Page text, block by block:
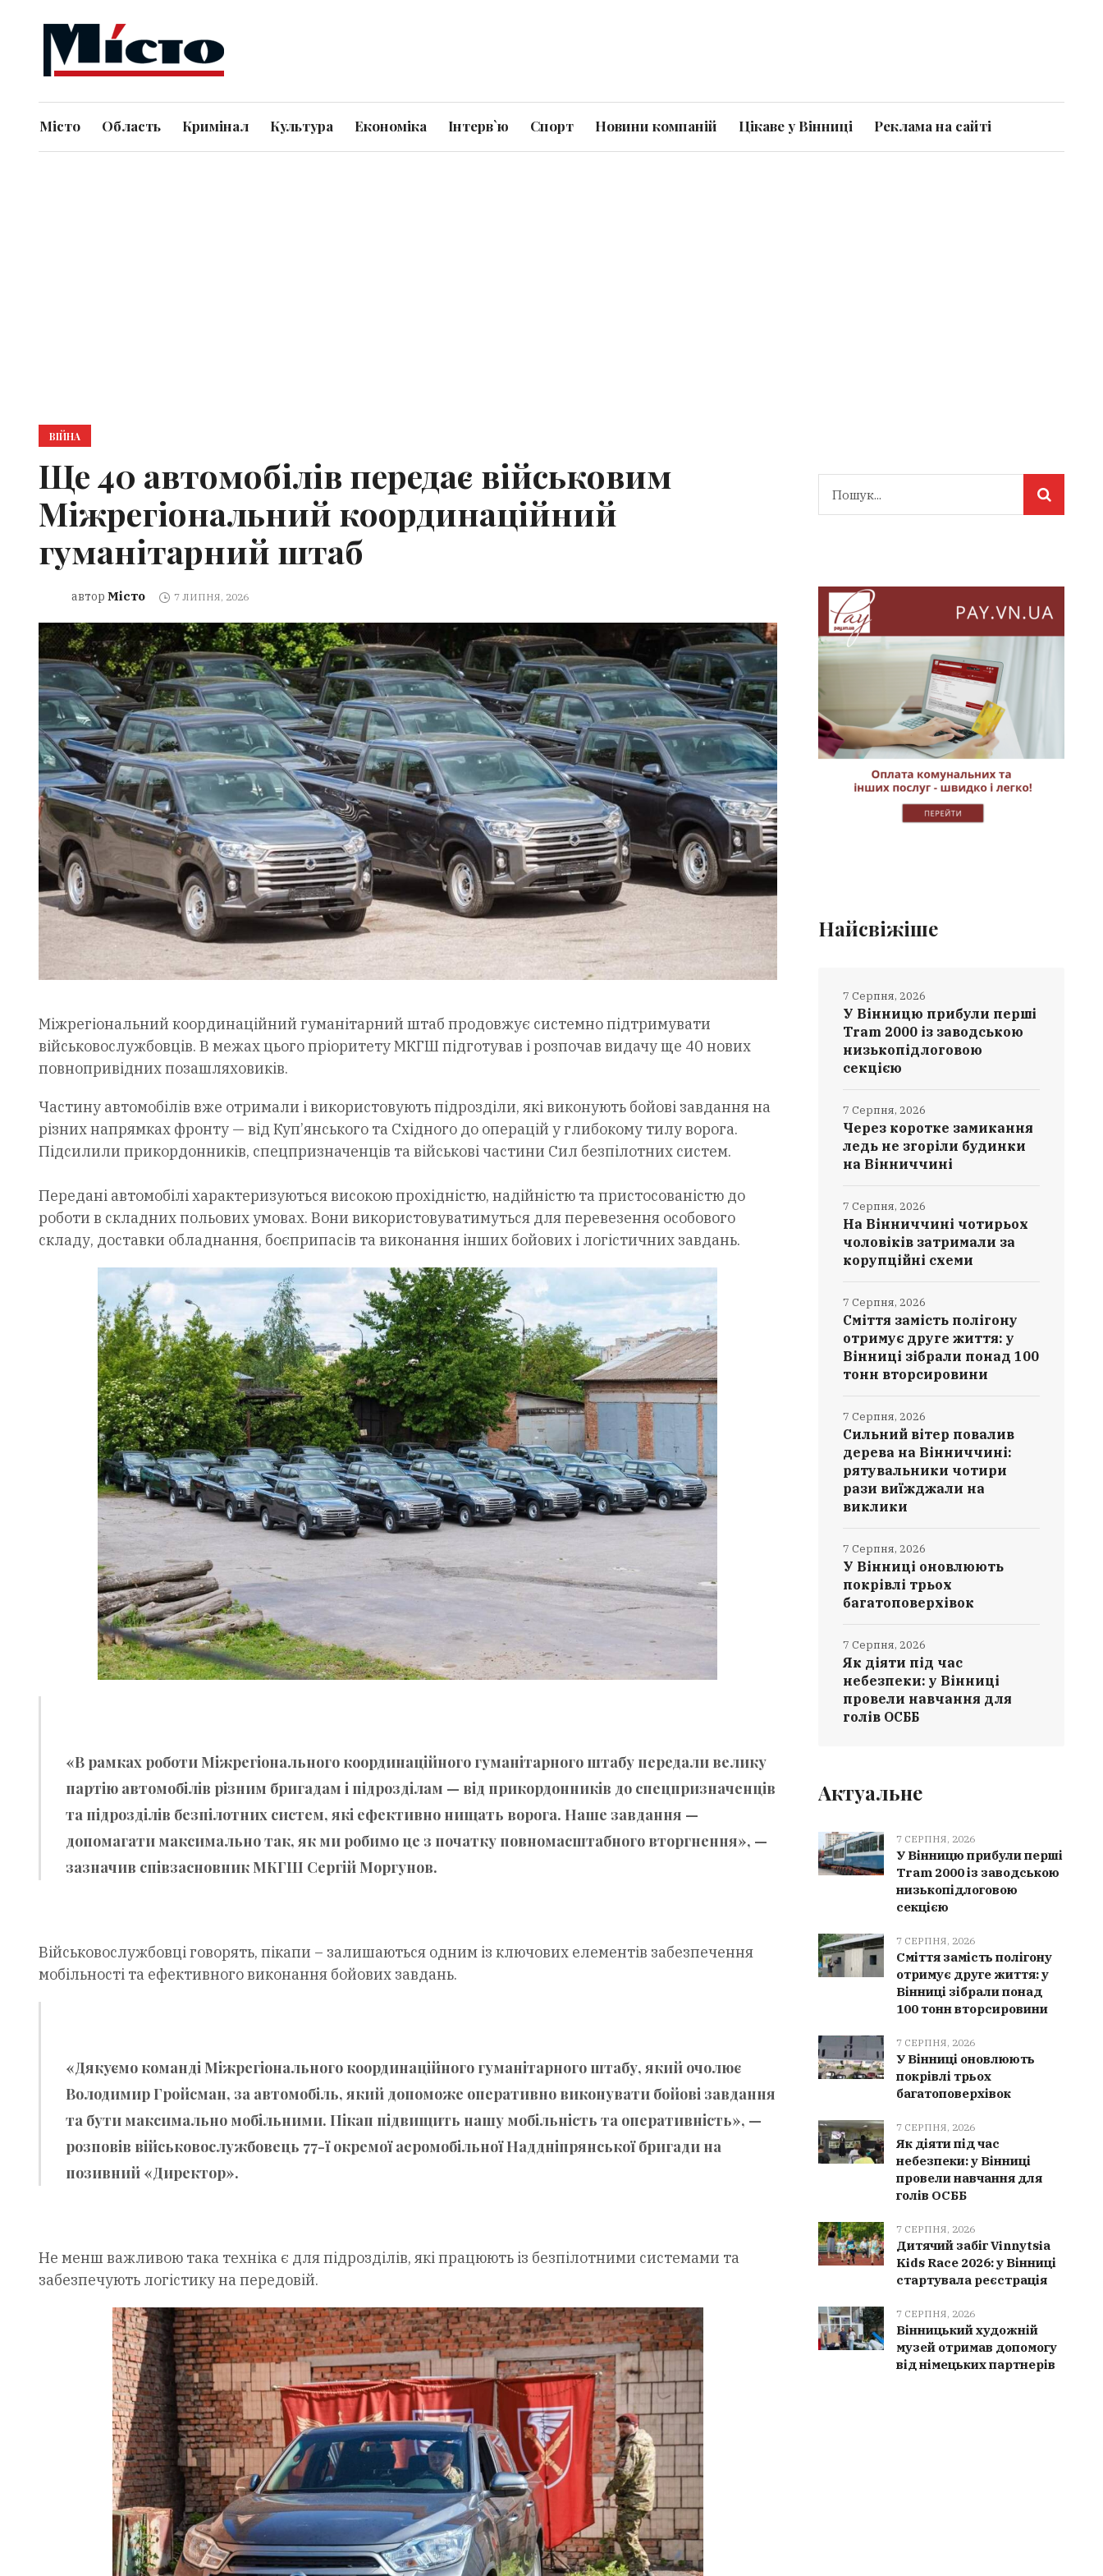
Місто Область Кримінал Культура Економіка Інтерв`ю Спорт Новини компаній Цікаве у Вінниці Реклама на сайті
ВІЙНА
Ще 40 автомобілів передає військовим
Міжрегіональний координаційний
гуманітарний штаб
автор Місто 7 ЛИПНЯ, 2026
Міжрегіональний координаційний гуманітарний штаб продовжує системно підтримувати
військовослужбовців. В межах цього пріоритету МКГШ підготував і розпочав видачу ще 40 нових
повнопривідних позашляховиків.
Частину автомобілів вже отримали і використовують підрозділи, які виконують бойові завдання на
різних напрямках фронту — від Куп’янського та Східного до операцій у глибокому тилу ворога.
Підсилили прикордонників, спецпризначенців та військові частини Сил безпілотних систем.
Передані автомобілі характеризуються високою прохідністю, надійністю та пристосованістю до
роботи в складних польових умовах. Вони використовуватимуться для перевезення особового
складу, доставки обладнання, боєприпасів та виконання інших бойових і логістичних завдань.
«В рамках роботи Міжрегіонального координаційного гуманітарного штабу передали велику
партію автомобілів різним бригадам і підрозділам — від прикордонників до спецпризначенців
та підрозділів безпілотних систем, які ефективно нищать ворога. Наше завдання —
допомагати максимально так, як ми робимо це з початку повномасштабного вторгнення», —
зазначив співзасновник МКГШ Сергій Моргунов.
Військовослужбовці говорять, пікапи – залишаються одним із ключових елементів забезпечення
мобільності та ефективного виконання бойових завдань.
«Дякуємо команді Міжрегіонального координаційного гуманітарного штабу, який очолює
Володимир Гройсман, за автомобіль, який допоможе оперативно виконувати бойові завдання
та бути максимально мобільними. Пікап підвищить нашу мобільність та оперативність», —
розповів військовослужбовець 77-ї окремої аеромобільної Наддніпрянської бригади на
позивний «Директор».
Не менш важливою така техніка є для підрозділів, які працюють із безпілотними системами та
забезпечують логістику на передовій.
Найсвіжіше
У Вінницю прибули перші
Tram 2000 із заводською
низькопідлоговою
секцією
7 Серпня, 2026
Через коротке замикання
ледь не згоріли будинки
на Вінниччині
7 Серпня, 2026
На Вінниччині чотирьох
чоловіків затримали за
корупційні схеми
7 Серпня, 2026
Сміття замість полігону
отримує друге життя: у
Вінниці зібрали понад 100
тонн вторсировини
7 Серпня, 2026
Сильний вітер повалив
дерева на Вінниччині:
рятувальники чотири
рази виїжджали на
виклики
7 Серпня, 2026
У Вінниці оновлюють
покрівлі трьох
багатоповерхівок
7 Серпня, 2026
Як діяти під час
небезпеки: у Вінниці
провели навчання для
голів ОСББ
7 Серпня, 2026
Актуальне
7 СЕРПНЯ, 2026
У Вінницю прибули перші
Tram 2000 із заводською
низькопідлоговою
секцією
7 СЕРПНЯ, 2026
Сміття замість полігону
отримує друге життя: у
Вінниці зібрали понад
100 тонн вторсировини
7 СЕРПНЯ, 2026
У Вінниці оновлюють
покрівлі трьох
багатоповерхівок
7 СЕРПНЯ, 2026
Як діяти під час
небезпеки: у Вінниці
провели навчання для
голів ОСББ
7 СЕРПНЯ, 2026
Дитячий забіг Vinnytsia
Kids Race 2026: у Вінниці
стартувала реєстрація
7 СЕРПНЯ, 2026
Вінницький художній
музей отримав допомогу
від німецьких партнерів